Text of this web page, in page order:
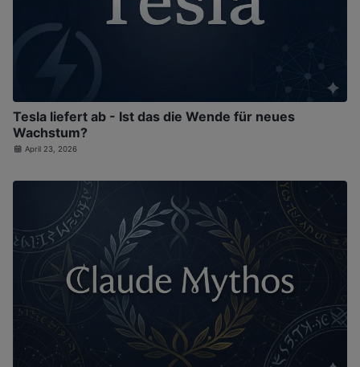
Tesla liefert ab - Ist das die Wende für neues
Wachstum?
April 23, 2026